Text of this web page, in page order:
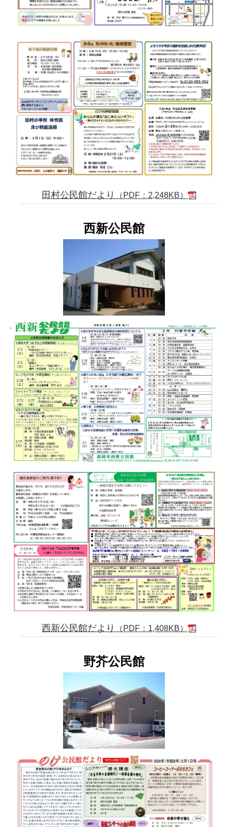
田村公民館だより （PDF：2,248KB）
西新公民館
西新公民館だより （PDF：1,408KB）
野芥公民館